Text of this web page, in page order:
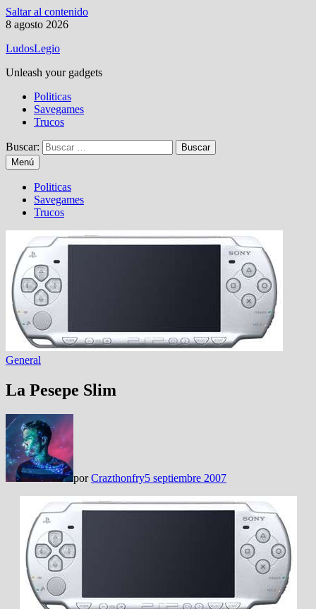
Saltar al contenido
8 agosto 2026
LudosLegio
Unleash your gadgets
Politicas
Savegames
Trucos
Buscar:
Menú
Politicas
Savegames
Trucos
General
La Pesepe Slim
porCrazthonfry5 septiembre 2007